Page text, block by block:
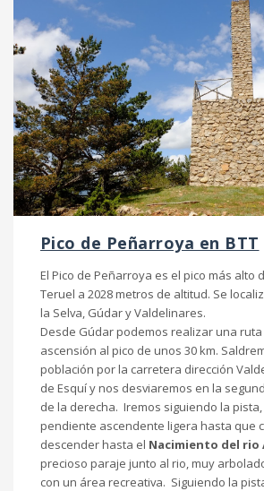
Pico de Peñarroya en BTT
El Pico de Peñarroya es el pico más alto
Teruel a 2028 metros de altitud. Se
la Selva, Gúdar y Valdelinares.
Desde Gúdar podemos realizar una ruta
ascensión al pico de unos 30 km.
población por la carretera dirección
de Esquí y nos desviaremos en la
de la derecha. Iremos siguiendo la
pendiente ascendente ligera hasta que
descender hasta el Nacimiento del rio
precioso paraje junto al rio, muy
con un área recreativa. Siguiendo la